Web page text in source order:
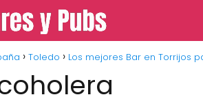
Toledo Los mejores Bar en Torrijos